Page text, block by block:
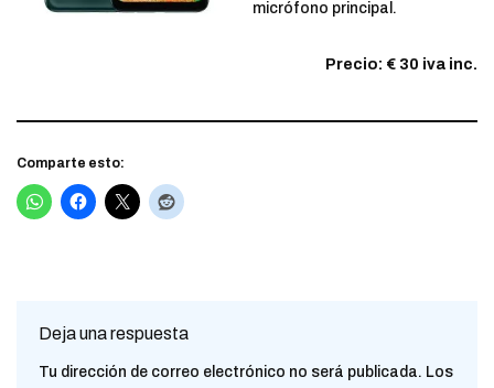
micrófono principal.
Precio: € 30 iva inc.
Comparte esto:
Deja una respuesta
Tu dirección de correo electrónico no será publicada. Los